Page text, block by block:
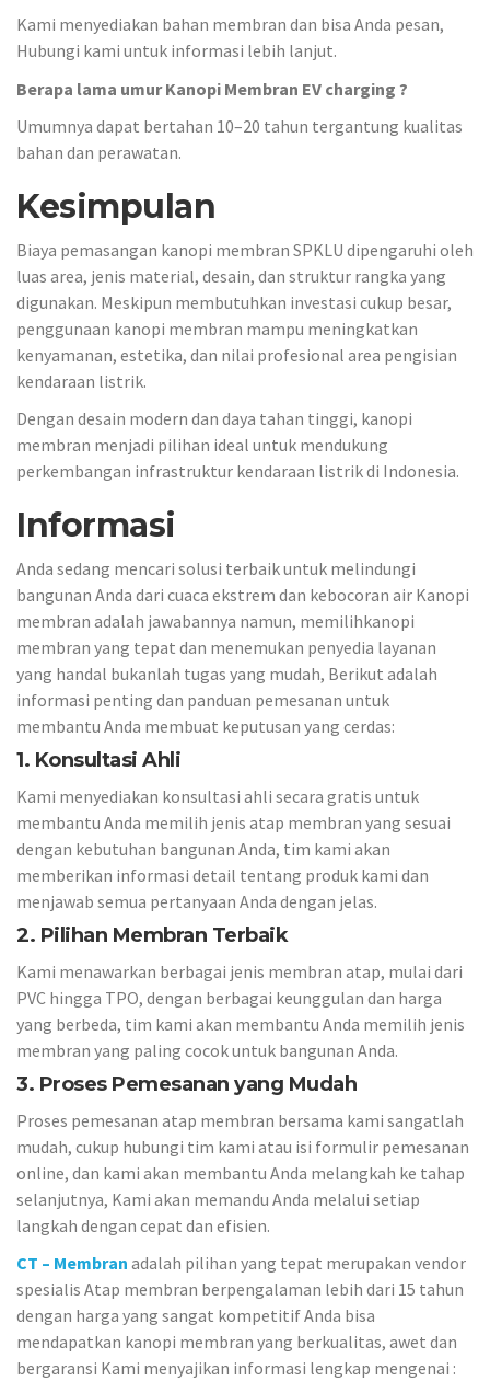
Kami menyediakan bahan membran dan bisa Anda pesan,
Hubungi kami untuk informasi lebih lanjut.
Berapa lama umur Kanopi Membran EV charging ?
Umumnya dapat bertahan 10–20 tahun tergantung kualitas
bahan dan perawatan.
Kesimpulan
Biaya pemasangan kanopi membran SPKLU dipengaruhi oleh
luas area, jenis material, desain, dan struktur rangka yang
digunakan. Meskipun membutuhkan investasi cukup besar,
penggunaan kanopi membran mampu meningkatkan
kenyamanan, estetika, dan nilai profesional area pengisian
kendaraan listrik.
Dengan desain modern dan daya tahan tinggi, kanopi
membran menjadi pilihan ideal untuk mendukung
perkembangan infrastruktur kendaraan listrik di Indonesia.
Informasi
Anda sedang mencari solusi terbaik untuk melindungi
bangunan Anda dari cuaca ekstrem dan kebocoran air Kanopi
membran adalah jawabannya namun, memilihkanopi
membran yang tepat dan menemukan penyedia layanan
yang handal bukanlah tugas yang mudah, Berikut adalah
informasi penting dan panduan pemesanan untuk
membantu Anda membuat keputusan yang cerdas:
1. Konsultasi Ahli
Kami menyediakan konsultasi ahli secara gratis untuk
membantu Anda memilih jenis atap membran yang sesuai
dengan kebutuhan bangunan Anda, tim kami akan
memberikan informasi detail tentang produk kami dan
menjawab semua pertanyaan Anda dengan jelas.
2. Pilihan Membran Terbaik
Kami menawarkan berbagai jenis membran atap, mulai dari
PVC hingga TPO, dengan berbagai keunggulan dan harga
yang berbeda, tim kami akan membantu Anda memilih jenis
membran yang paling cocok untuk bangunan Anda.
3. Proses Pemesanan yang Mudah
Proses pemesanan atap membran bersama kami sangatlah
mudah, cukup hubungi tim kami atau isi formulir pemesanan
online, dan kami akan membantu Anda melangkah ke tahap
selanjutnya, Kami akan memandu Anda melalui setiap
langkah dengan cepat dan efisien.
CT – Membran adalah pilihan yang tepat merupakan vendor
spesialis Atap membran berpengalaman lebih dari 15 tahun
dengan harga yang sangat kompetitif Anda bisa
mendapatkan kanopi membran yang berkualitas, awet dan
bergaransi Kami menyajikan informasi lengkap mengenai :